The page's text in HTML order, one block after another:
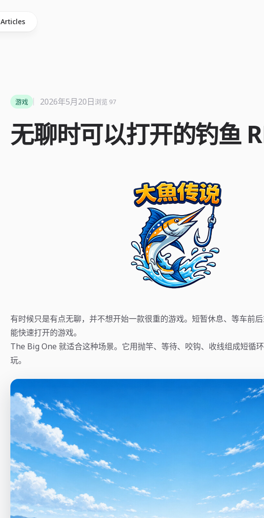
Articles
无聊时可以打开的钓鱼
游戏 2026年5月20日浏览 97
有时候只是有点无聊，并不想开始一款很重的游戏。短暂休息、等车前
能快速打开的游戏。
The Big One 就适合这种场景。它用抛竿、等待、咬钩、收线组成短循
玩。